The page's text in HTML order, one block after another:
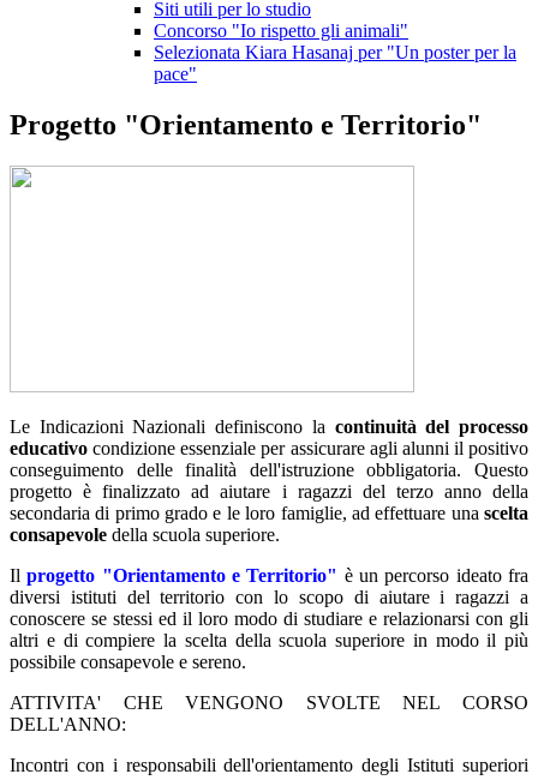
Siti utili per lo studio
Concorso "Io rispetto gli animali"
Selezionata Kiara Hasanaj per "Un poster per la
pace"
Progetto "Orientamento e Territorio"
Le Indicazioni Nazionali definiscono la continuità del processo
educativo condizione essenziale per assicurare agli alunni il positivo
conseguimento delle finalità dell'istruzione obbligatoria. Questo
progetto è finalizzato ad aiutare i ragazzi del terzo anno della
secondaria di primo grado e le loro famiglie, ad effettuare una scelta
consapevole della scuola superiore.
Ilprogetto "Orientamento e Territorio" è un percorso ideato fra
diversi istituti del territorio con lo scopo di aiutare i ragazzi a
conoscere se stessi ed il loro modo di studiare e relazionarsi con gli
altri e di compiere la scelta della scuola superiore in modo il più
possibile consapevole e sereno.
ATTIVITA' CHE VENGONO SVOLTE NEL CORSO
DELL'ANNO:
Incontri con i responsabili dell'orientamento degli Istituti superiori